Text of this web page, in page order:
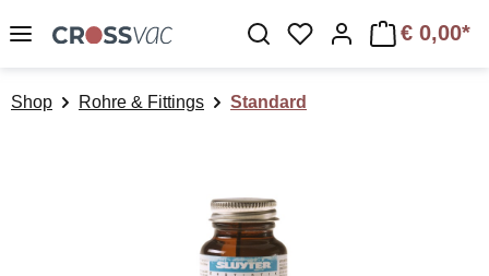
Zum Hauptinhalt springen Du hast 0 Produkte
€ 0,00*
Shop Rohre & Fittings Standard